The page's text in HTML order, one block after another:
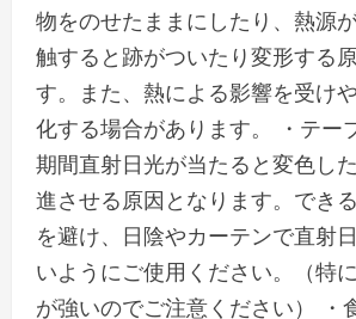
物をのせたままにしたり、熱源
触すると跡がついたり変形する
す。また、熱による影響を受け
化する場合があります。 ・テー
期間直射日光が当たると変色し
進させる原因となります。でき
を避け、日陰やカーテンで直射
いようにご使用ください。（特
が強いのでご注意ください） ・